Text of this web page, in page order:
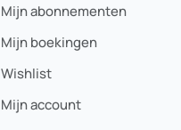
Mijn abonnementen
Mijn boekingen
Wishlist
Mijn account